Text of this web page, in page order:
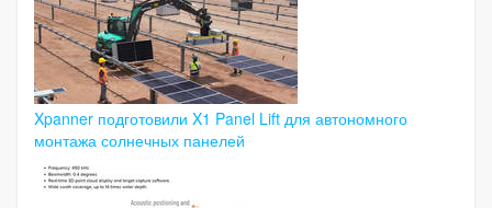
Xpanner подготовили X1 Panel Lift для автономного
монтажа солнечных панелей